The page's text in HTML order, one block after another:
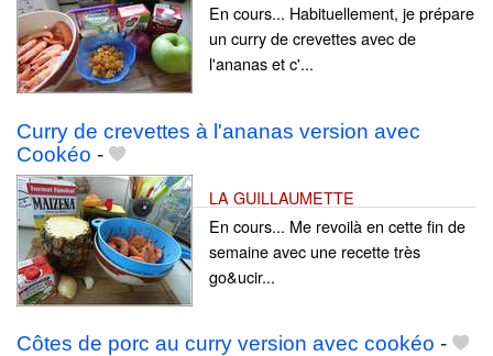
En cours... Habituellement, je prépare
un curry de crevettes avec de
l'ananas et c'...
Curry de crevettes à l'ananas version avec
Cookéo -
LA GUILLAUMETTE
En cours... Me revoilà en cette fin de
semaine avec une recette très
go&ucir...
Côtes de porc au curry version avec cookéo -